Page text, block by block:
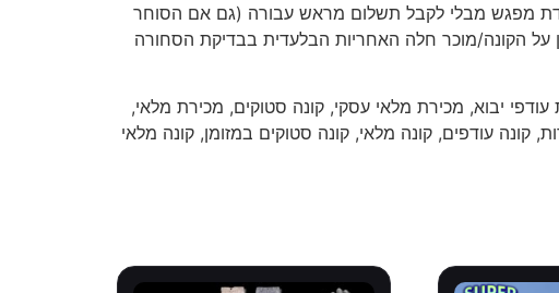
מפגש מבלי לקבל תשלום מראש עבורה (גם אם הסוחר
הקונה/מוכר חלה האחריות הבלעדית בבדיקת הסחורה
יבוא, מכירת מלאי עסקי, קונה סטוקים, מכירת מלאי,
קונה עודפים, קונה מלאי, קונה סטוקים במזומן, קונה מלאי